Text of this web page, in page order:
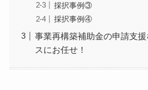
採択事例③
採択事例④
事業再構築補助金の申請支
スにお任せ！